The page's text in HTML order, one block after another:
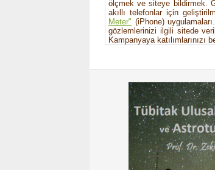
ölçmek ve siteye bildirmek.
akıllı telefonlar için
Meter" (iPhone)
gözlemlerinizi ilgili sitede
Kampanyaya katılımlarınızı